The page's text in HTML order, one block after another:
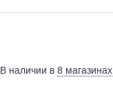
В наличии в 8 магазинах